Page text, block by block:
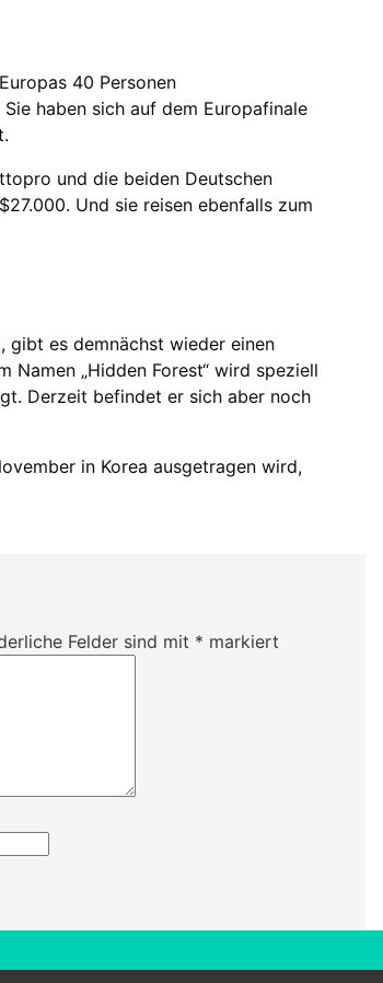
40 Personen
haben sich auf dem Europafinale
und die beiden Deutschen
Und sie reisen ebenfalls zum
gibt es demnächst wieder einen
Namen „Hidden Forest“ wird speziell
Derzeit befindet er sich aber noch
in Korea ausgetragen wird,
Felder sind mit * markiert